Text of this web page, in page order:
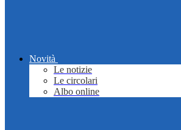
Novità
Le notizie
Le circolari
Albo online